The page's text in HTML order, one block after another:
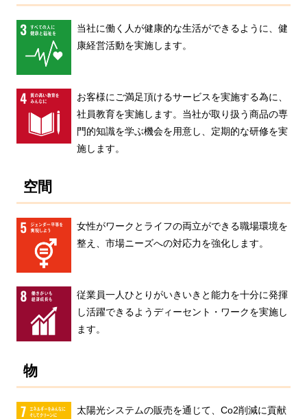
当社に働く人が健康的な生活ができるように、健
康経営活動を実施します。
お客様にご満足頂けるサービスを実施する為に、
社員教育を実施します。 当社が取り扱う商品の専
門的知識を学ぶ機会を用意し、定期的な研修を実
施します。
空間
女性がワークとライフの両立ができる職場環境を
整え、市場ニーズへの対応力を強化します。
従業員一人ひとりがいきいきと能力を十分に発揮
し活躍できるようディーセント・ワークを実施し
ます。
物
太陽光システムの販売を通じて、Co2削減に貢献